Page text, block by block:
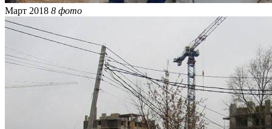
Март 2018 8 фото